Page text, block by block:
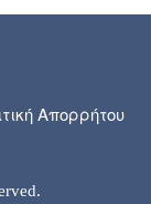
Απορρήτου